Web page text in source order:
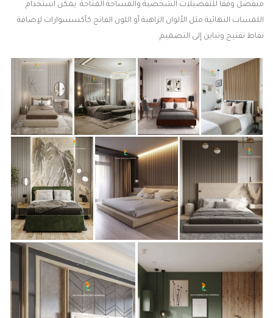
منفصل وفقًا للتفضيلات الشخصية والمساحة المتاحة. يمكن استخدام
اللمسات النهائية مثل الألوان الزاهية أو اللون الفاتح كأكسسوارات لإضافة
نقاط تفتيح وتباين إلى التصميم.